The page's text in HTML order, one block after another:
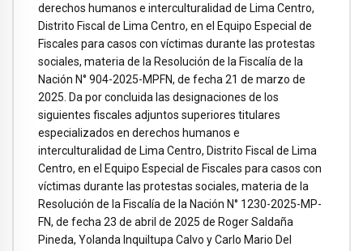
derechos humanos e interculturalidad de Lima Centro,
Distrito Fiscal de Lima Centro, en el Equipo Especial de
Fiscales para casos con víctimas durante las protestas
sociales, materia de la Resolución de la Fiscalía de la
Nación N° 904-2025-MPFN, de fecha 21 de marzo de
2025. Da por concluida las designaciones de los
siguientes fiscales adjuntos superiores titulares
especializados en derechos humanos e
interculturalidad de Lima Centro, Distrito Fiscal de Lima
Centro, en el Equipo Especial de Fiscales para casos con
víctimas durante las protestas sociales, materia de la
Resolución de la Fiscalía de la Nación N° 1230-2025-MP-
FN, de fecha 23 de abril de 2025 de Roger Saldaña
Pineda, Yolanda Inquiltupa Calvo y Carlo Mario Del